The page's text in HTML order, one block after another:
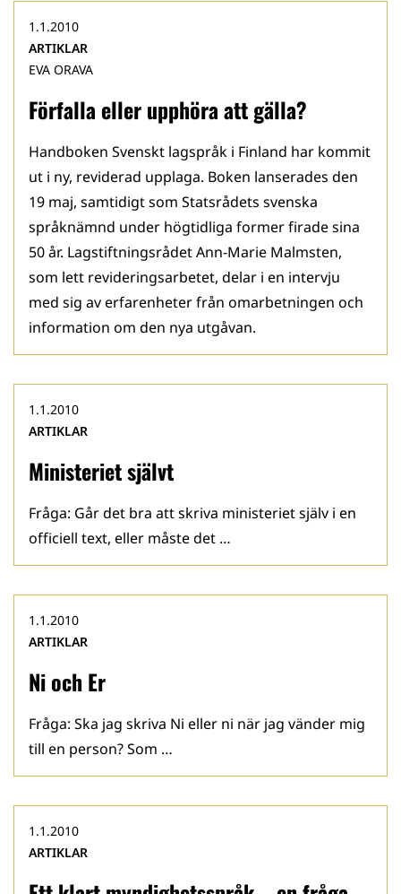
Förfalla eller upphöra att gälla?
1.1.2010
ARTIKLAR
EVA ORAVA
Handboken Svenskt lagspråk i Finland har kommit
ut i ny, reviderad upplaga. Boken lanserades den
19 maj, samtidigt som Statsrådets svenska
språknämnd under högtidliga former firade sina
50 år. Lagstiftningsrådet Ann-Marie Malmsten,
som lett revideringsarbetet, delar i en intervju
med sig av erfarenheter från omarbetningen och
information om den nya utgåvan.
Ministeriet självt
1.1.2010
ARTIKLAR
Fråga: Går det bra att skriva ministeriet själv i en
officiell text, eller måste det …
Ni och Er
1.1.2010
ARTIKLAR
Fråga: Ska jag skriva Ni eller ni när jag vänder mig
till en person? Som …
1.1.2010
ARTIKLAR